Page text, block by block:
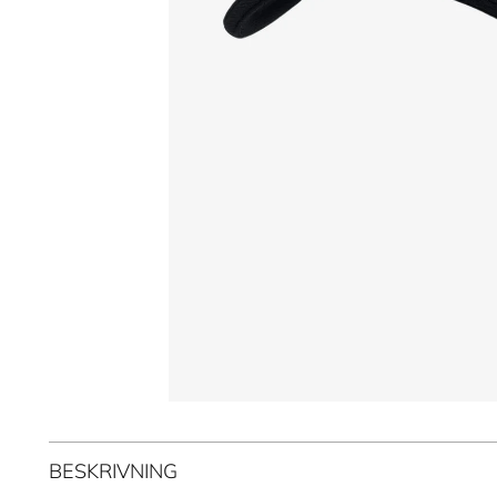
BESKRIVNING